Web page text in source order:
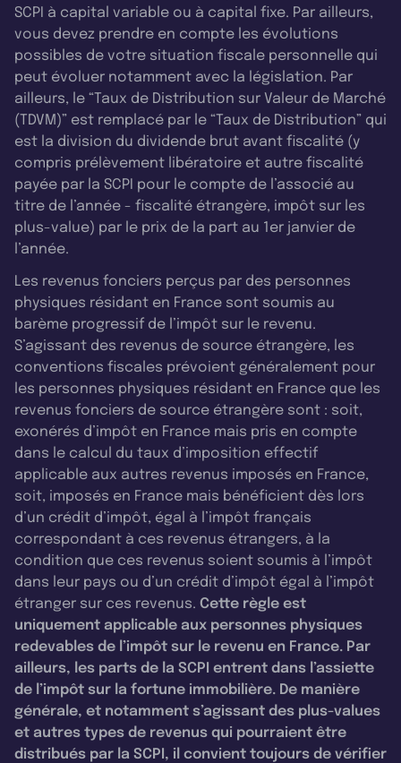
SCPI à capital variable ou à capital fixe. Par ailleurs,
vous devez prendre en compte les évolutions
possibles de votre situation fiscale personnelle qui
peut évoluer notamment avec la législation. Par
ailleurs, le “Taux de Distribution sur Valeur de Marché
(TDVM)” est remplacé par le “Taux de Distribution” qui
est la division du dividende brut avant fiscalité (y
compris prélèvement libératoire et autre fiscalité
payée par la SCPI pour le compte de l’associé au
titre de l’année - fiscalité étrangère, impôt sur les
plus-value) par le prix de la part au 1er janvier de
l’année.
Les revenus fonciers perçus par des personnes
physiques résidant en France sont soumis au
barème progressif de l’impôt sur le revenu.
S’agissant des revenus de source étrangère, les
conventions fiscales prévoient généralement pour
les personnes physiques résidant en France que les
revenus fonciers de source étrangère sont : soit,
exonérés d’impôt en France mais pris en compte
dans le calcul du taux d’imposition effectif
applicable aux autres revenus imposés en France,
soit, imposés en France mais bénéficient dès lors
d’un crédit d’impôt, égal à l’impôt français
correspondant à ces revenus étrangers, à la
condition que ces revenus soient soumis à l’impôt
dans leur pays ou d’un crédit d’impôt égal à l’impôt
étranger sur ces revenus. Cette règle est
uniquement applicable aux personnes physiques
redevables de l’impôt sur le revenu en France. Par
ailleurs, les parts de la SCPI entrent dans l’assiette
de l’impôt sur la fortune immobilière. De manière
générale, et notamment s’agissant des plus-values
et autres types de revenus qui pourraient être
distribués par la SCPI, il convient toujours de vérifier